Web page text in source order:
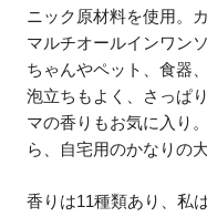
ニック原材料を使用。
マルチオールインワン
ちゃんやペット、食器
泡立ちもよく、さっぱ
マの香りもお気に入り
ら、自宅用のかなりの
香りは11種類あり、私